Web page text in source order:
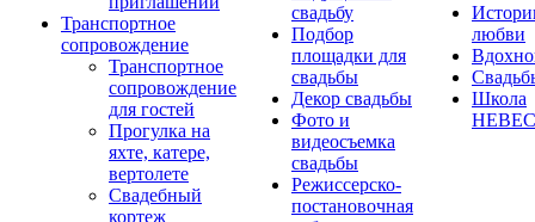
Транспортное
сопровождение
Транспортное
сопровождение
для гостей
Прогулка на
яхте, катере,
вертолете
Свадебный
кортеж
свадьбу
Подбор
площадки для
свадьбы
Декор свадьбы
Фото и
видеосъемка
свадьбы
Режиссерско-
постановочная
любви
Школа